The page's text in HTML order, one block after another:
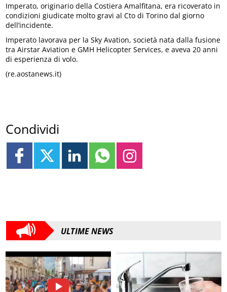
Imperato, originario della Costiera Amalfitana, era ricoverato in
condizioni giudicate molto gravi al Cto di Torino dal giorno
dell’incidente.
Imperato lavorava per la Sky Avation, società nata dalla fusione
tra Airstar Aviation e GMH Helicopter Services, e aveva 20 anni
di esperienza di volo.
(re.aostanews.it)
Condividi
ULTIME NEWS